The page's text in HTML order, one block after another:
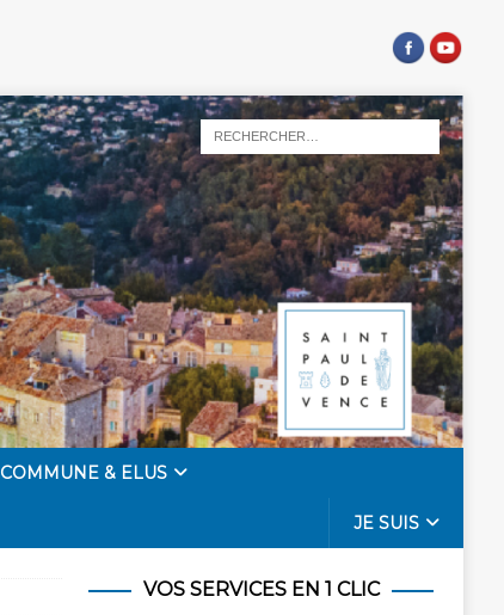
COMMUNE & ELUS
JE SUIS
VOS SERVICES EN 1 CLIC